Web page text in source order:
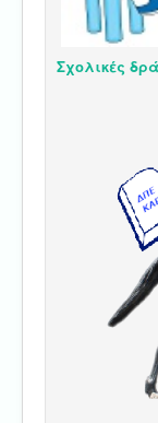
Σχολικές